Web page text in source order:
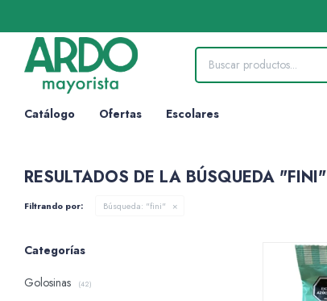
Catálogo Ofertas Escolares
RESULTADOS DE LA BÚSQUEDA "FINI"
Filtrando por: Búsqueda: "fini"
Categorías
Golosinas
(42)